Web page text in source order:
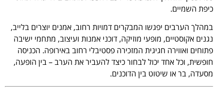
כיפת השמיים.
במהלך הערבים יפגשו המבקרים דמויות רחוב, אמנים יוצרים בלייב,
נגנים אקוסטיים, מופעי מוזיקה, דוכני אמנות ועיצוב, מתחמי ישיבה
פתוחים ואווירה חגיגית המזכירה פסטיבלי רחוב באירופה. הכניסה
חופשית, וכל אחד יכול לבחור כיצד להעביר את הערב – בין הופעה,
מסעדה, בר או שיטוט בין הדוכנים.